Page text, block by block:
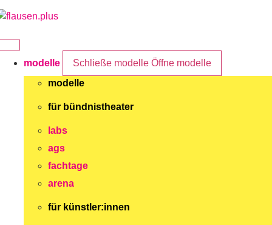
Zum
modelle
Schließe modelle Öffne modelle
modelle
für bündnistheater
labs
ags
fachtage
arena
für künstler:innen